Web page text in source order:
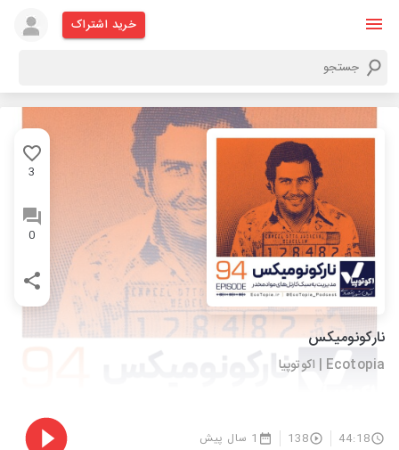
خرید اشتراک
3
0
نارکونومیکس
Ecotopia | اکوتوپیا
44:18
138 1 سال پیش